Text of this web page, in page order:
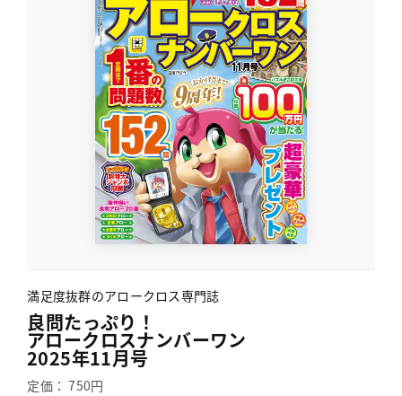
満足度抜群のアロークロス専門誌
良問たっぷり！
アロークロスナンバーワン
2025年11月号
定価： 750円